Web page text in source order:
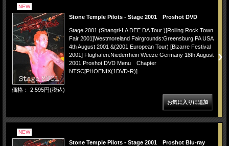
NEW
Stone Temple Pilots - Stage 2001 Proshot DVD
Stage 2001 (Shangri-LA DEE DA Tour )[Rolling Rock Town
Fair 2001]Westmoreland Fairgrounds:Greensburg PA USA
4th August 2001 &(2001 European Tour) [Bizarre Festival
2001] Flughafen:Niederrhein Weeze Germany 18th August
2001 Proshot DVD Menu Chapter
NTSC[PHOENIX(1DVD-R)]
価格： 2,595円(税込)
NEW
Stone Temple Pilots - Stage 2001 Proshot Blu-ray